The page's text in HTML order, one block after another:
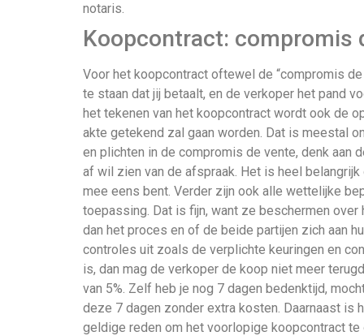
notaris.
Koopcontract: compromis
Voor het koopcontract oftewel de “compromis
te staan dat jij betaalt, en de verkoper het pand
het tekenen van het koopcontract wordt ook de
akte getekend zal gaan worden. Dat is meestal
en plichten in de compromis de vente, denk aan
af wil zien van de afspraak. Het is heel
mee eens bent. Verder zijn ook alle wettelijke
toepassing. Dat is fijn, want ze beschermen
dan het proces en of de beide partijen zich aan
controles uit zoals de verplichte keuringen en
is, dan mag de verkoper de koop niet meer
van 5%. Zelf heb je nog 7 dagen bedenktijd,
deze 7 dagen zonder extra kosten. Daarnaast is
geldige reden om het voorlopige koopcontract